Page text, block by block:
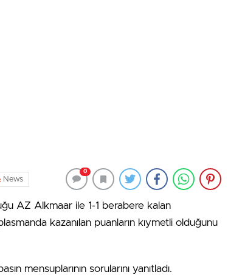
News
0
AZ Alkmaar ile 1-1 berabere kalan
kazanılan puanların kıymetli olduğunu
mensuplarının sorularını yanıtladı.